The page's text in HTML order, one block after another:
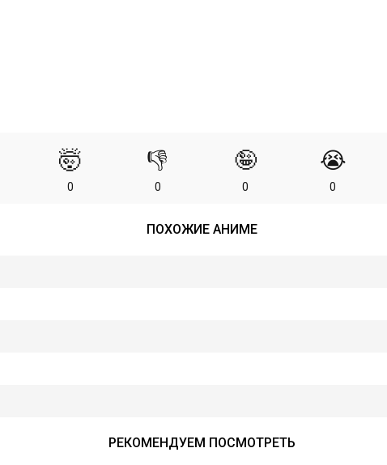
🤯
0
👎
0
🤪
0
😭
0
ПОХОЖИЕ АНИМЕ
РЕКОМЕНДУЕМ ПОСМОТРЕТЬ